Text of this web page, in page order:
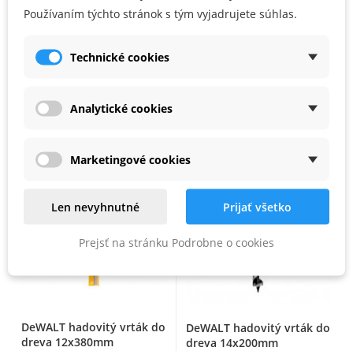
5,13 €
DeWALT hadovitý vrták do
dreva 12x380mm
Zľava -3%
DeWALT hadovitý vrták do
dreva 14x200mm
Používaním týchto stránok s tým vyjadrujete súhlas.
Technické cookies
Analytické cookies
Marketingové cookies
Len nevyhnutné Prijať všetko
Prejsť na stránku Podrobne o cookies